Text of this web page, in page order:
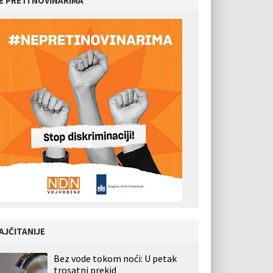
Bez vode tokom noći: U petak
trosatni prekid